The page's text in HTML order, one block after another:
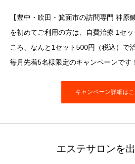
【豊中・吹田・箕面市の訪問専門 神原
を初めてご利用の方は、自費治療 1セ
ころ、なんと1セット500円（税込）で
毎月先着5名様限定のキャンペーンです
キャンペーン詳細はこ
エステサロンを出